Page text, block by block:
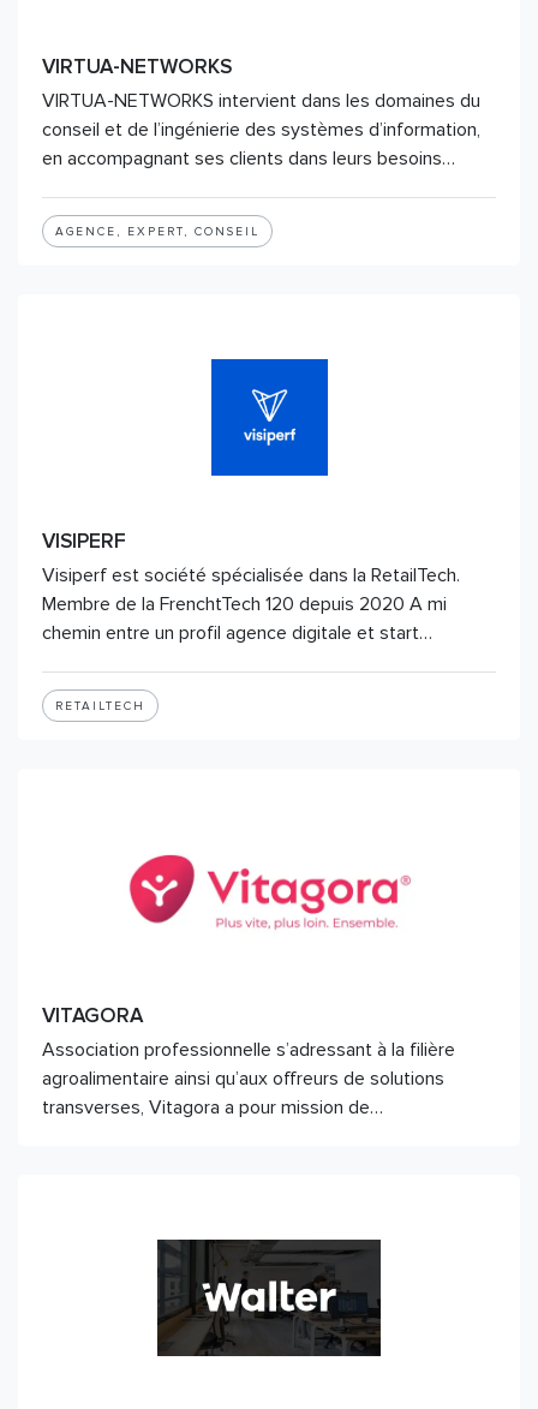
VIRTUA-NETWORKS
VIRTUA-NETWORKS intervient dans les domaines du
conseil et de l’ingénierie des systèmes d’information,
en accompagnant ses clients dans leurs besoins…
AGENCE, EXPERT, CONSEIL
VISIPERF
Visiperf est société spécialisée dans la RetailTech.
Membre de la FrenchtTech 120 depuis 2020 A mi
chemin entre un profil agence digitale et start…
RETAILTECH
VITAGORA
Association professionnelle s’adressant à la filière
agroalimentaire ainsi qu’aux offreurs de solutions
transverses, Vitagora a pour mission de…